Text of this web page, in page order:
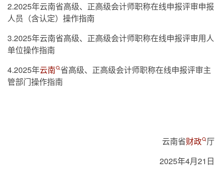
2.2025年云南省高级、正高级会计师职称在线申报评审申报
人员（含认定）操作指南
3.2025年云南省高级、正高级会计师职称在线申报评审用人
单位操作指南
4.2025年云南 省高级、正高级会计师职称在线申报评审主
管部门操作指南
云南省财政 厅
2025年4月21日